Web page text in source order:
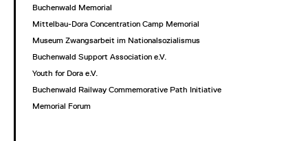
Buchenwald Memorial
Mittelbau-Dora Concentration Camp Memorial
Museum Zwangsarbeit im Nationalsozialismus
Buchenwald Support Association e.V.
Youth for Dora e.V.
Buchenwald Railway Commemorative Path Initiative
Memorial Forum